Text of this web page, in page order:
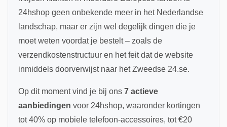
24hshop geen onbekende meer in het Nederlandse
landschap, maar er zijn wel degelijk dingen die je
moet weten voordat je bestelt – zoals de
verzendkostenstructuur en het feit dat de website
inmiddels doorverwijst naar het Zweedse 24.se.
Op dit moment vind je bij ons 7 actieve
aanbiedingen voor 24hshop, waaronder kortingen
tot 40% op mobiele telefoon-accessoires, tot €20